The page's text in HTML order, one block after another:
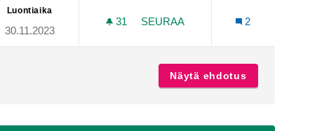
TANKO URHEILUPUISTOON
tankoakrobatia -tanko Urheilupuistoon
Luontiaika
30.11.2023
31 31 SEURAAJAA
SEURAA
2
Näytä ehdotus